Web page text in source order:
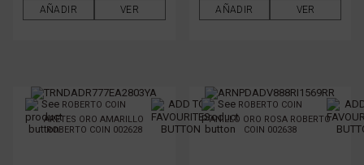
AÑADIR VER AÑADIR VER
ROBERTO COIN
ARETES ORO AMARILLO
ROBERTO COIN 002628
ROBERTO COIN
ANILLO ORO ROSA ROBERTO
COIN 002638